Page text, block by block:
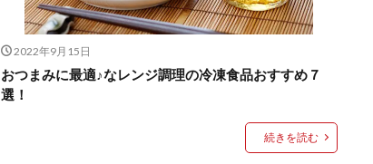
2022年9月15日
おつまみに最適♪なレンジ調理の冷凍食品おすすめ７
選！
続きを読む